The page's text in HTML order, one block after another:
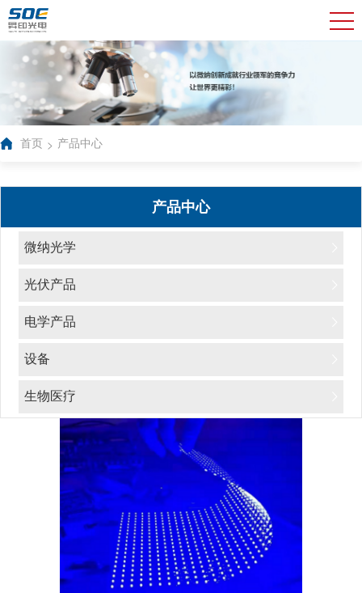
首页 > 产品中心
产品中心
微纳光学
光伏产品
电学产品
设备
生物医疗